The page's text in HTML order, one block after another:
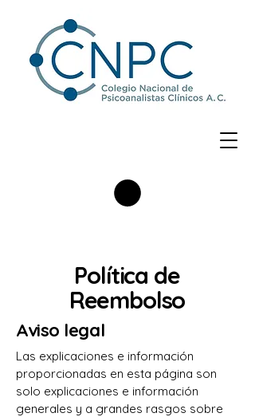
Política de
Reembolso
Aviso legal
Las explicaciones e información
proporcionadas en esta página son
solo explicaciones e información
generales y a grandes rasgos sobre